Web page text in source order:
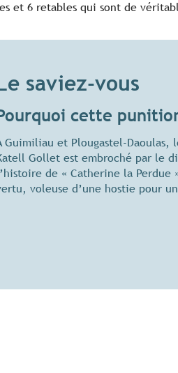
et 6 retables qui sont de
saviez-vous
cette
Guimiliau et Plougastel-Daoulas,
Gollet est embroché par le
de « Catherine la
voleuse d’une hostie pour